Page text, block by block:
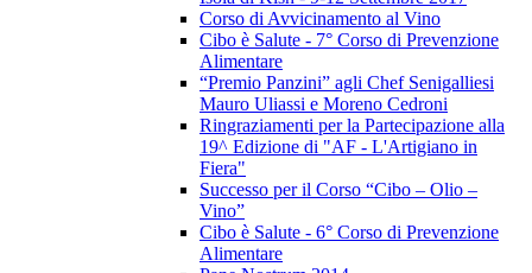
Corso di Avvicinamento al Vino
Cibo è Salute - 7° Corso di Prevenzione
Alimentare
“Premio Panzini” agli Chef Senigalliesi
Mauro Uliassi e Moreno Cedroni
Ringraziamenti per la Partecipazione alla
19^ Edizione di "AF - L'Artigiano in
Fiera"
Successo per il Corso “Cibo – Olio –
Vino”
Cibo è Salute - 6° Corso di Prevenzione
Alimentare